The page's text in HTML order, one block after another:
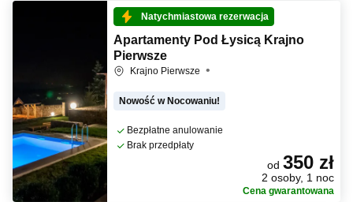
Natychmiastowa rezerwacja
Apartamenty Pod Łysicą Krajno
Pierwsze
Krajno Pierwsze
Nowość w Nocowaniu!
Bezpłatne anulowanie
Brak przedpłaty
od 350 zł
2 osoby, 1 noc
Cena gwarantowana